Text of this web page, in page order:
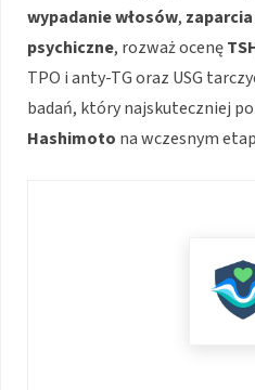
wypadanie włosów, zaparcia
psychiczne, rozważ ocenę
TPO i anty-TG oraz USG
badań, który najskuteczniej
Hashimoto na wczesnym